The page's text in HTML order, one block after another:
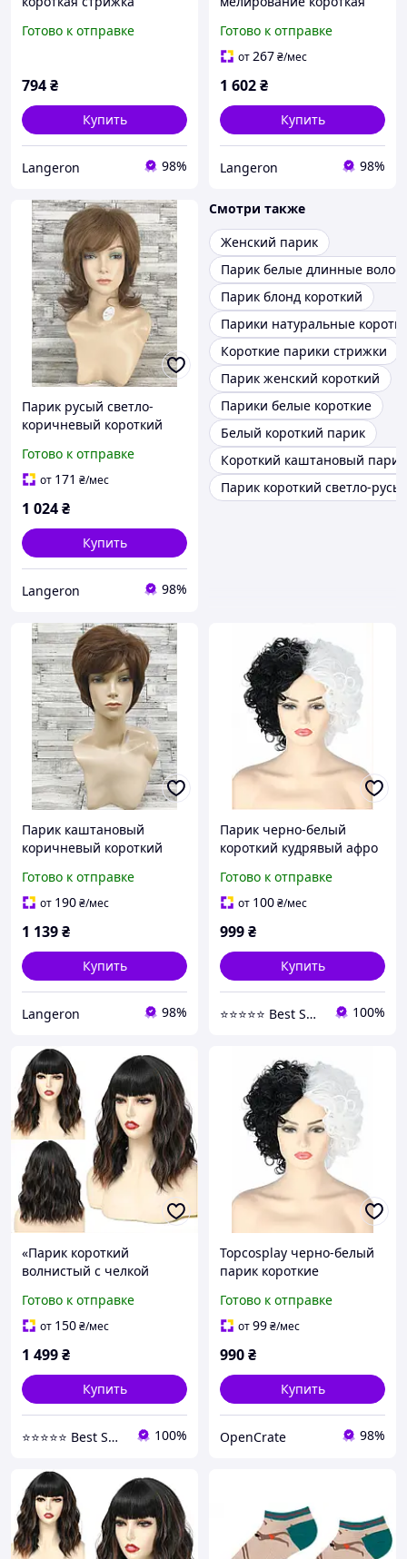
женщин и мужчин
Готово к отправке
794₴
Купить
Langeron 98%
женщин из
искусственных волос
Готово к отправке
от267₴/мес
1 602₴
Купить
Langeron 98%
Парик русый светло-
коричневый короткий
женский для женщин для
ежедневной носки
Готово к отправке
от 171 ₴/мес
1 024₴
Купить
Langeron 98%
Смотри также
Женский парик
Парик белые длинные
Парик блонд короткий
Парики натуральные
Короткие парики стрижки
Парик женский короткий
Парики белые короткие
Белый короткий парик
Короткий каштановый парик
Парик короткий светло-
Парик каштановый
коричневый короткий
женский для женщин для
ежедневной носки
Готово к отправке
от 190₴/мес
1 139₴
Купить
Langeron 98%
Парик черно-белый
короткий кудрявый афро
Хэллоуин костюм косплей
12 дюймов термостойкий
Готово к отправке
от 100₴/мес
999₴
Купить
⭐⭐⭐⭐⭐ Best Shop 100%
«Парик короткий
волнистый с челкой
дюймов синтетический
термостойкий для
Готово к отправке
от 150₴/мес
1 499₴
Купить
⭐⭐⭐⭐⭐ Best Shop 100%
Topcosplay черно-белый
парик короткие
для мужчин или женщин
костюм на Хэллоуин
Готово к отправке
от99₴/мес
990₴
Купить
OpenCrate 98%